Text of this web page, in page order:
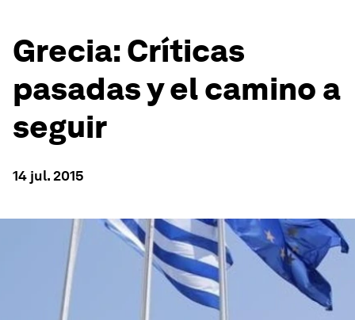
Grecia: Críticas
pasadas y el camino a
seguir
14 jul. 2015